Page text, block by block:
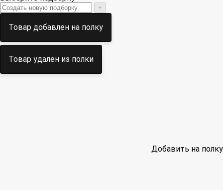
+
Товар добавлен на полку
Товар удален из полки
Добавить на полку